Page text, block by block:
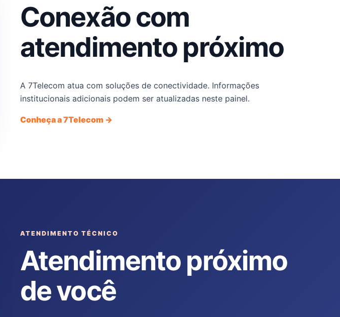
Conexão com
atendimento próximo
A 7Telecom atua com soluções de conectividade. Informações
institucionais adicionais podem ser atualizadas neste painel.
Conheça a 7Telecom →
ATENDIMENTO TÉCNICO
Atendimento próximo
de você